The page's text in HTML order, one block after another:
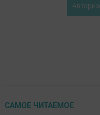
САМОЕ ЧИТАЕМОЕ